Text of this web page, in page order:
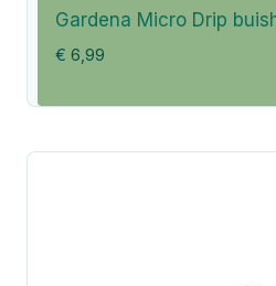
Gardena Micro Drip
€ 6,99